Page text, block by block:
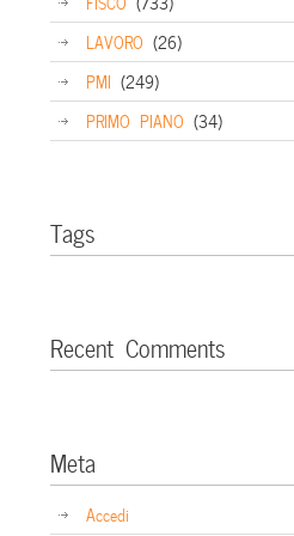
LAVORO (26)
PMI (249)
PRIMO PIANO (34)
Tags
Recent Comments
Meta
Accedi